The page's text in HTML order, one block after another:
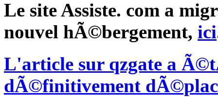
Le site Assiste. com a
nouvel hÃ©bergement, ici
L'article sur qzgate a
dÃ©finitivement